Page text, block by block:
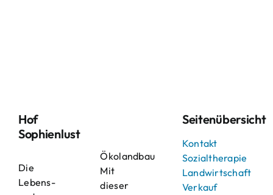
Hof
Sophienlust
Die
Lebens-
Ökolandbau
Mit
dieser
Seitenübersicht
Kontakt
Sozialtherapie
Landwirtschaft
Verkauf